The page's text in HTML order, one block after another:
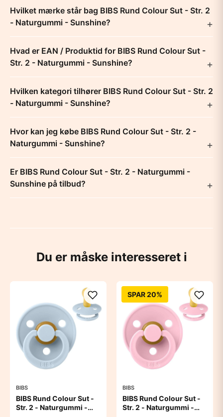
Hvilket mærke står bag BIBS Rund Colour Sut - Str. 2
- Naturgummi - Sunshine?
Hvad er EAN / Produktid for BIBS Rund Colour Sut -
Str. 2 - Naturgummi - Sunshine?
Hvilken kategori tilhører BIBS Rund Colour Sut - Str. 2
- Naturgummi - Sunshine?
Hvor kan jeg købe BIBS Rund Colour Sut - Str. 2 -
Naturgummi - Sunshine?
Er BIBS Rund Colour Sut - Str. 2 - Naturgummi -
Sunshine på tilbud?
Du er måske interesseret i
BIBS
BIBS Rund Colour Sut -
Str. 2 - Naturgummi -
SPAR 20%
BIBS
BIBS Rund Colour Sut -
Str. 2 - Naturgummi -